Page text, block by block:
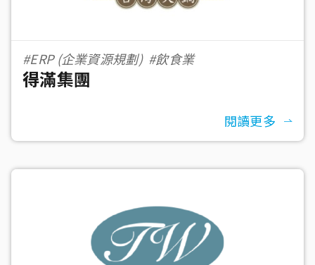
#ERP (企業資源規劃) #飲食業
得滿集團
閱讀更多